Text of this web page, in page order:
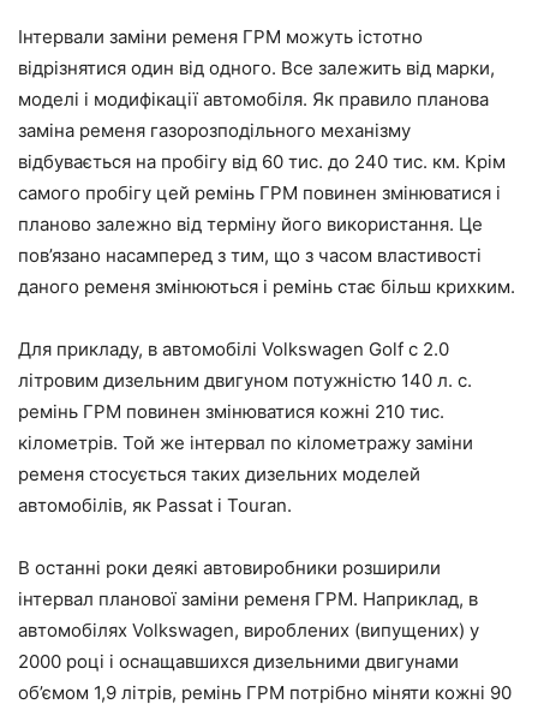
Інтервали заміни ременя ГРМ можуть істотно
відрізнятися один від одного. Все залежить від марки,
моделі і модифікації автомобіля. Як правило планова
заміна ременя газорозподільного механізму
відбувається на пробігу від 60 тис. до 240 тис. км. Крім
самого пробігу цей ремінь ГРМ повинен змінюватися і
планово залежно від терміну його використання. Це
пов’язано насамперед з тим, що з часом властивості
даного ременя змінюються і ремінь стає більш крихким.
Для прикладу, в автомобілі Volkswagen Golf c 2.0
літровим дизельним двигуном потужністю 140 л. с.
ремінь ГРМ повинен змінюватися кожні 210 тис.
кілометрів. Той же інтервал по кілометражу заміни
ременя стосується таких дизельних моделей
автомобілів, як Passat і Touran.
В останні роки деякі автовиробники розширили
інтервал планової заміни ременя ГРМ. Наприклад, в
автомобілях Volkswagen, вироблених (випущених) у
2000 році і оснащавшихся дизельними двигунами
об’ємом 1,9 літрів, ремінь ГРМ потрібно міняти кожні 90